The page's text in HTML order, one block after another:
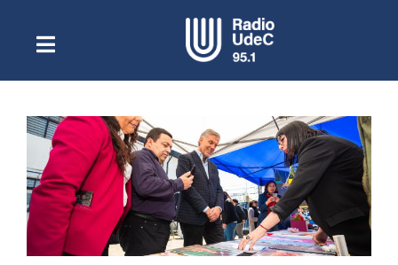
contenidoToggle
NavigationEscuchar Radio UdeC en vivo
Quiénes Somos
Programación
Podcast
Noticias